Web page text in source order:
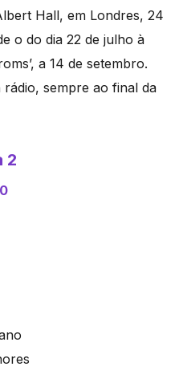
Hall, em Londres, 24
o do dia 22 de julho à
a 14 de setembro.
sempre ao final da
2